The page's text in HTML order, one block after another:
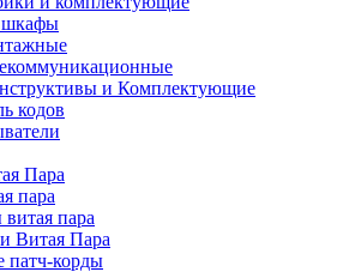
шкафы
и Комплектующие
кодов
Пара
пара
пара
Витая Пара
патч-корды